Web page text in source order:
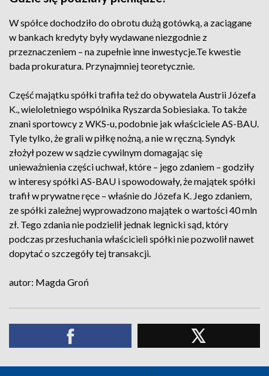
W spółce dochodziło do obrotu dużą gotówką, a zaciągane
w bankach kredyty były wydawane niezgodnie z
przeznaczeniem – na zupełnie inne inwestycje.Te kwestie
bada prokuratura. Przynajmniej teoretycznie.
Część majątku spółki trafiła też do obywatela Austrii Józefa
K., wieloletniego wspólnika Ryszarda Sobiesiaka. To także
znani sportowcy z WKS-u, podobnie jak właściciele AS-BAU.
Tyle tylko, że grali w piłkę nożną, a nie w ręczną. Syndyk
złożył pozew w sądzie cywilnym domagając się
unieważnienia części uchwał, które – jego zdaniem – godziły
w interesy spółki AS-BAU i spowodowały, że majątek spółki
trafił w prywatne ręce – właśnie do Józefa K. Jego zdaniem,
ze spółki zależnej wyprowadzono majątek o wartości 40 mln
zł. Tego zdania nie podzielił jednak legnicki sąd, który
podczas przesłuchania właścicieli spółki nie pozwolił nawet
dopytać o szczegóły tej transakcji.
autor: Magda Groń